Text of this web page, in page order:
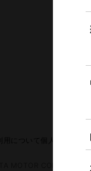
ト
用について 個人情報の取
MOTOR